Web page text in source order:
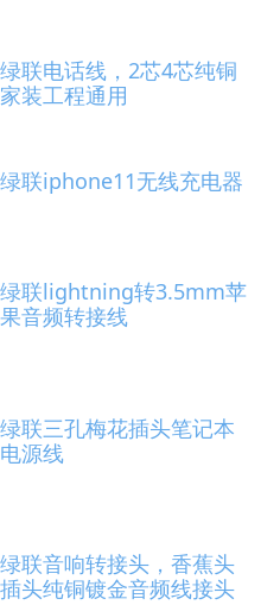
绿联电话线，2芯4芯纯铜
家装工程通用
绿联iphone11无线充电器
绿联lightning转3.5mm苹
果音频转接线
绿联三孔梅花插头笔记本
电源线
绿联音响转接头，香蕉头
插头纯铜镀金音频线接头